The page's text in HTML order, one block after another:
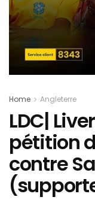
Home Angleterre
LDC|
pétition
contre